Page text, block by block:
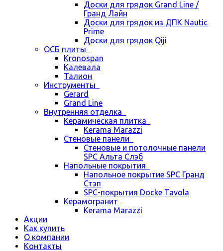
Доски для грядок Grand Line /
Гранд Лайн
Доски для грядок из ДПК Nautic
Prime
Доски для грядок Qiji
ОСБ плиты
Kronospan
Калевала
Талион
Инструменты
Gerard
Grand Line
Внутренняя отделка
Керамическая плитка
Kerama Marazzi
Стеновые панели
Стеновые и потолочные панели
SPC Альта Слэб
Напольные покрытия
Напольное покрытие SPC Гранд
Стэп
SPC-покрытия Docke Tavola
Керамогранит
Kerama Marazzi
Акции
Как купить
О компании
Контакты